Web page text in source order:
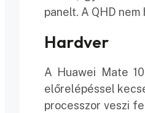
panelt. A QHD
Hardver
A Huawei Mate
előrelépéssel
processzor veszi